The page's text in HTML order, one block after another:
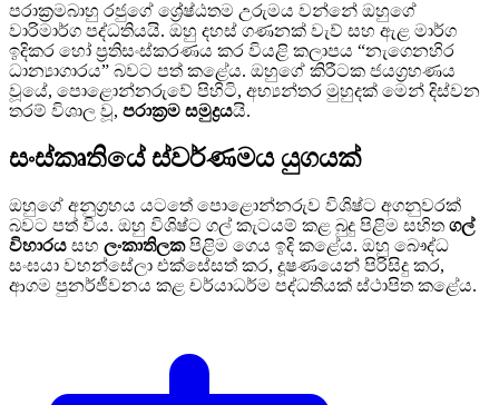
පරාක්‍රමබාහු රජුගේ ශ්‍රේෂ්ඨතම උරුමය වන්නේ ඔහුගේ
වාරිමාර්ග පද්ධතියයි. ඔහු දහස් ගණනක් වැව් සහ ඇළ මාර්ග
ඉදිකර හෝ ප්‍රතිසංස්කරණය කර වියළි කලාපය “නැගෙනහිර
ධාන්‍යාගාරය” බවට පත් කළේය. ඔහුගේ කිරීටක ජයග්‍රහණය
වූයේ, පොළොන්නරුවේ පිහිටි, අභ්‍යන්තර මුහුදක් මෙන් දිස්වන
තරම් විශාල වූ, පරාක්‍රම සමුද්‍රයයි.
සංස්කෘතියේ ස්වර්ණමය යුගයක්
ඔහුගේ අනුග්‍රහය යටතේ පොළොන්නරුව විශිෂ්ට අගනුවරක්
බවට පත් විය. ඔහු විශිෂ්ට ගල් කැටයම් කළ බුදු පිළිම සහිත ගල්
විහාරය සහ ලංකාතිලකපිළිම ගෙය ඉදි කළේය. ඔහු බෞද්ධ
සංඝයා වහන්සේලා එක්සේසත් කර, දූෂණයෙන් පිරිසිදු කර,
ආගම පුනර්ජීවනය කළ චර්යාධර්ම පද්ධතියක් ස්ථාපිත කළේය.